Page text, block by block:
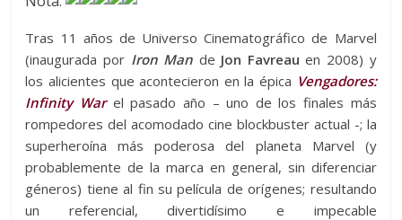
Tras 11 años de Universo Cinematográfico de Marvel
(inaugurada por Iron Man de Jon Favreau en 2008) y
los alicientes que acontecieron en la épica Vengadores:
Infinity War el pasado año – uno de los finales más
rompedores del acomodado cine blockbuster actual -; la
superheroína más poderosa del planeta Marvel (y
probablemente de la marca en general, sin diferenciar
géneros) tiene al fin su película de orígenes; resultando
un referencial, divertidísimo e impecable